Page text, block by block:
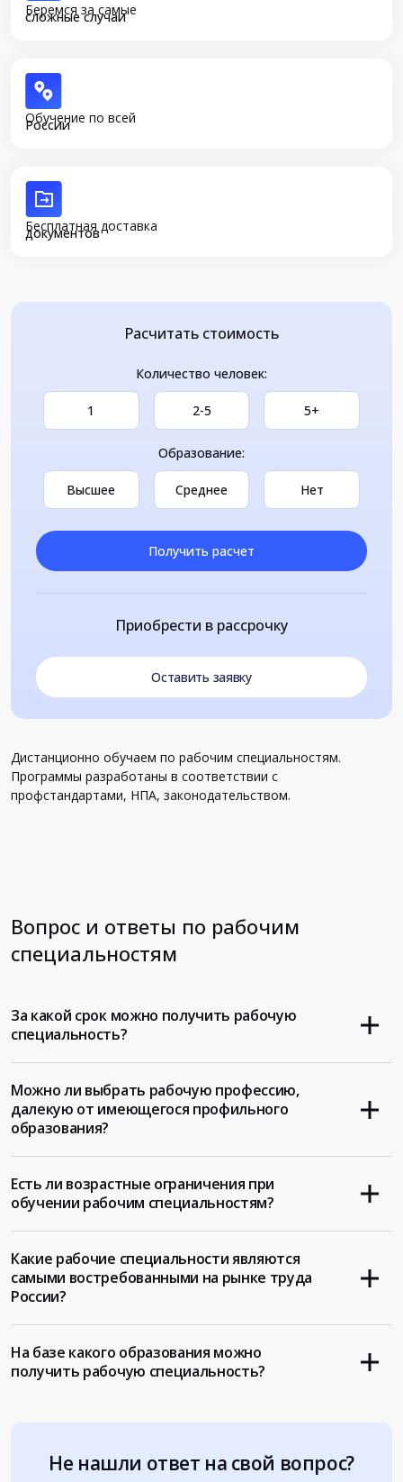
Беремся за самые
сложные случаи
Обучение по всей
России
Бесплатная доставка
документов
Расчитать стоимость
Количество человек:
1 2-5 5+
Образование:
Высшее Среднее Нет
Получить расчет
Приобрести в рассрочку
Оставить заявку
Дистанционно обучаем по рабочим специальностям.
Программы разработаны в соответствии с
профстандартами, НПА, законодательством.
Вопрос и ответы по рабочим
специальностям
Не нашли ответ на свой вопрос?
За какой срок можно получить рабочую
специальность?
Можно ли выбрать рабочую профессию,
далекую от имеющегося профильного
образования?
Есть ли возрастные ограничения при
обучении рабочим специальностям?
Какие рабочие специальности являются
самыми востребованными на рынке труда
России?
На базе какого образования можно
получить рабочую специальность?